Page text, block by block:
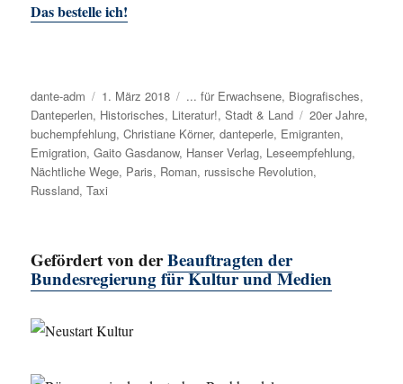
Das bestelle ich!
Autor
dante-adm
Veröffentlicht
am
1. März 2018 Kategorien
... für Erwachsene, Biografisches,
Danteperlen, Historisches, Literatur!,Stadt & Land Schlagwörter
20er Jahre,
buchempfehlung,Christiane Körner,danteperle, Emigranten,
Emigration,Gaito Gasdanow, Hanser Verlag, Leseempfehlung,
Nächtliche Wege, Paris, Roman, russische Revolution,
Russland,Taxi
Gefördert von derBeauftragten der
Bundesregierung für Kultur und Medien